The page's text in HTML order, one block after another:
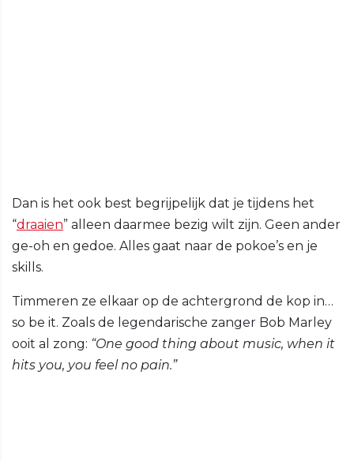
Dan is het ook best begrijpelijk dat je tijdens het
“draaien” alleen daarmee bezig wilt zijn. Geen ander
ge-oh en gedoe. Alles gaat naar de pokoe’s en je
skills.
Timmeren ze elkaar op de achtergrond de kop in…
so be it. Zoals de legendarische zanger Bob Marley
ooit al zong: “One good thing about music, when it
hits you, you feel no pain.”